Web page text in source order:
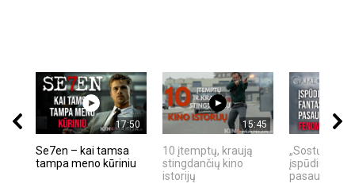
17:50
Se7en – kai tamsa
tampa meno kūriniu
15:45
10 įtemptų, kraują
stingdančių kino
istorijų
„Sostų
įspūdingas
pasaulio